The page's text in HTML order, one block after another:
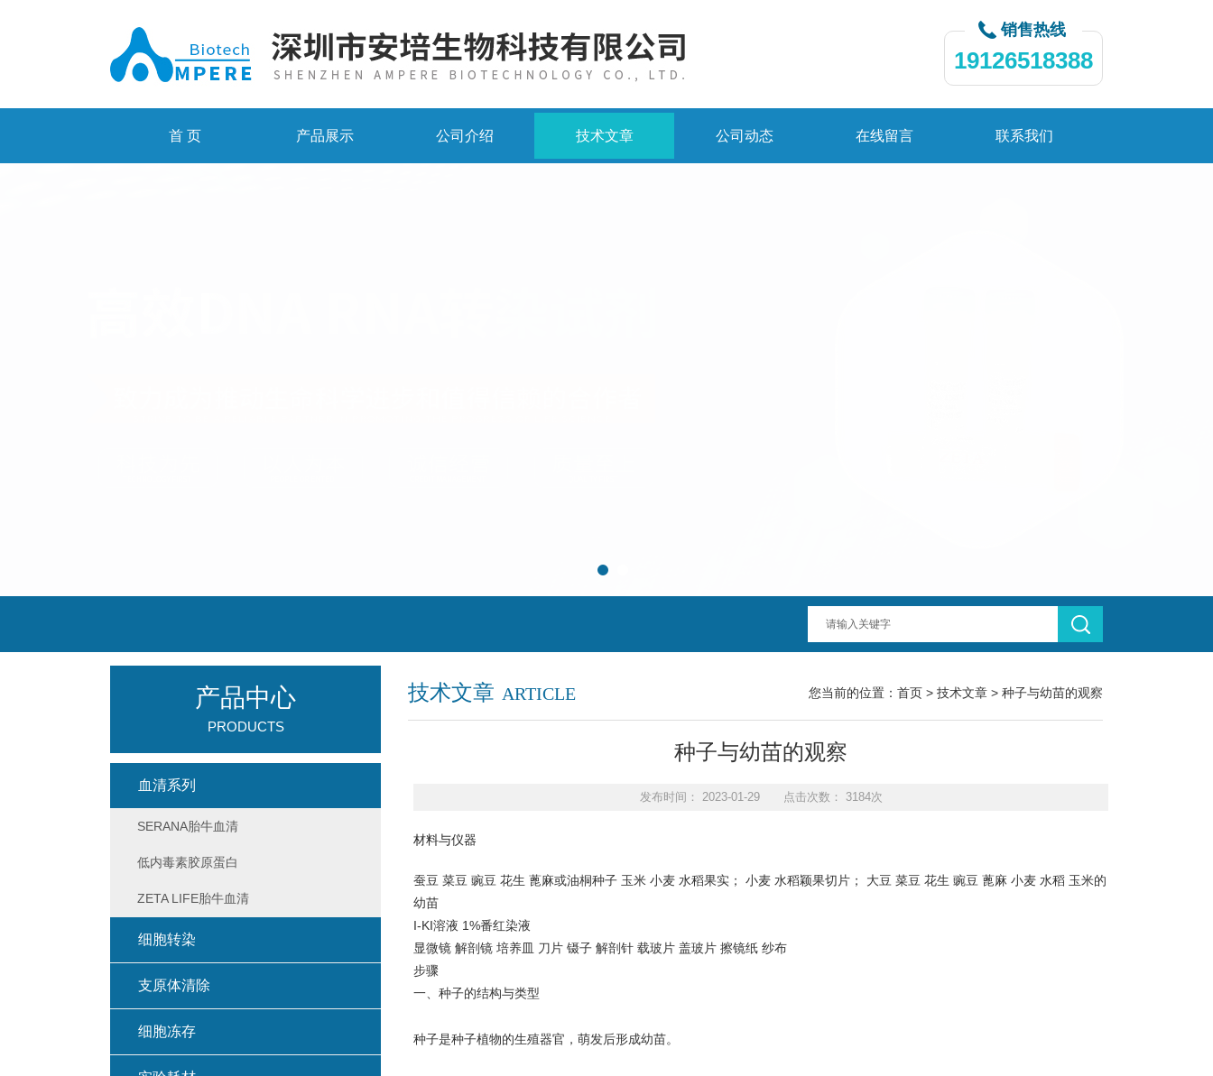
销售热线
19126518388
首 页 产品展示 公司介绍 技术文章 公司动态 在线留言 联系我们
技术文章 ARTICLE 您当前的位置： 首页 > 技术文章 > 种子与幼苗的观察
种子与幼苗的观察
发布时间： 2023-01-29 点击次数： 3184次
材料与仪器
蚕豆 菜豆 豌豆 花生 蓖麻或油桐种子 玉米 小麦 水稻果实； 小麦 水稻颖果切片； 大豆 菜豆 花生 豌豆 蓖麻 小麦 水稻 玉米的
幼苗
I-KI溶液 1%番红染液
显微镜 解剖镜 培养皿 刀片 镊子 解剖针 载玻片 盖玻片 擦镜纸 纱布
步骤
一、种子的结构与类型
种子是种子植物的生殖器官，萌发后形成幼苗。
产品中心
PRODUCTS
血清系列
SERANA胎牛血清
低内毒素胶原蛋白
ZETA LIFE胎牛血清
细胞转染
支原体清除
细胞冻存